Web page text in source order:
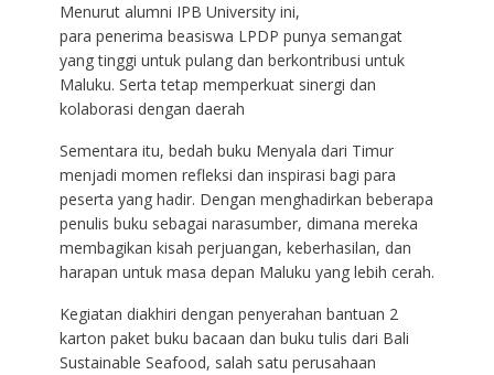
Menurut alumni IPB University ini,
para penerima beasiswa LPDP punya semangat
yang tinggi untuk pulang dan berkontribusi untuk
Maluku. Serta tetap memperkuat sinergi dan
kolaborasi dengan daerah
Sementara itu, bedah buku Menyala dari Timur
menjadi momen refleksi dan inspirasi bagi para
peserta yang hadir. Dengan menghadirkan beberapa
penulis buku sebagai narasumber, dimana mereka
membagikan kisah perjuangan, keberhasilan, dan
harapan untuk masa depan Maluku yang lebih cerah.
Kegiatan diakhiri dengan penyerahan bantuan 2
karton paket buku bacaan dan buku tulis dari Bali
Sustainable Seafood, salah satu perusahaan